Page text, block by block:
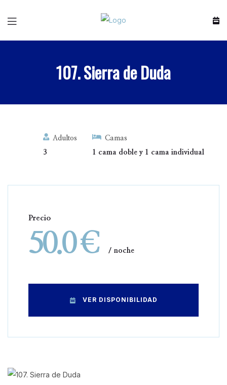
107. Sierra de Duda
Adultos
3
Camas
1 cama doble y 1 cama individual
Precio
50.0 € noche
VER DISPONIBILIDAD